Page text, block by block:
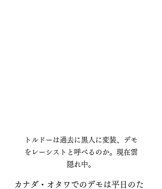
トルドーは過去に黒人に変装、デモ
をレーシストと呼べるのか。現在雲
隠れ中。
カナダ・オタワでのデモは平日のた